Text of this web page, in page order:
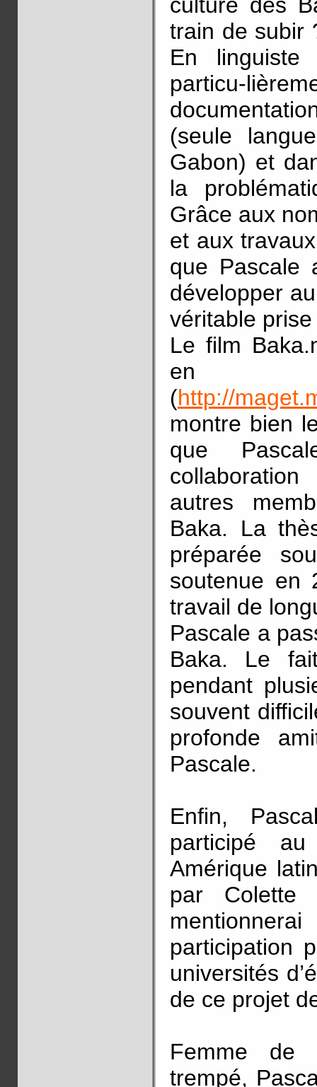
train de subir
En linguiste
particu-
(seule
Gabon) et
la
Grâce aux
et aux
que Pascale
développer
véritable
Le film
(http://
montre bien
que
autres
Baka. La
préparée
soutenue en
travail de
Pascale a
Baka. Le
pendant
souvent
profonde
Pascale.
Enfin,
participé
Amérique
par Colette
participation
universités
de ce projet
Femme de
trempé,